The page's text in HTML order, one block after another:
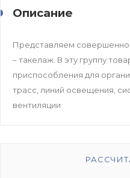
Описание
Представляем совершенно
– такелаж. В эту группу
приспособления для
трасс, линий освещения,
вентиляции